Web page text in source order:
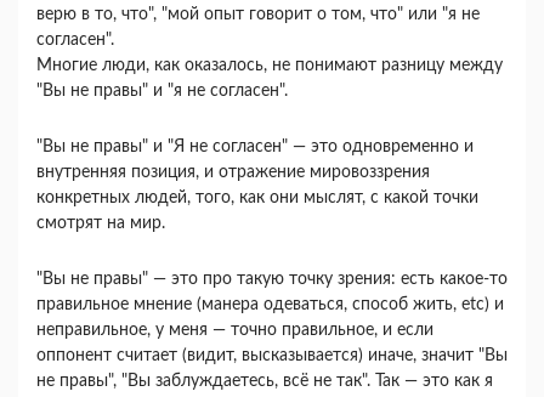
верю в то, что", "мой опыт говорит о том, что" или "я не
согласен".
Многие люди, как оказалось, не понимают разницу между
"Вы не правы" и "я не согласен".
"Вы не правы" и "Я не согласен" — это одновременно и
внутренняя позиция, и отражение мировоззрения
конкретных людей, того, как они мыслят, с какой точки
смотрят на мир.
"Вы не правы" — это про такую точку зрения: есть какое-то
правильное мнение (манера одеваться, способ жить, etc) и
неправильное, у меня — точно правильное, и если
оппонент считает (видит, высказывается) иначе, значит "Вы
не правы", "Вы заблуждаетесь, всё не так". Так — это как я